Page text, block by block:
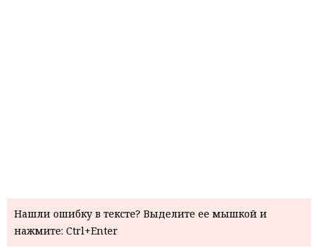
Нашли ошибку в тексте? Выделите ее мышкой и
нажмите: Ctrl+Enter